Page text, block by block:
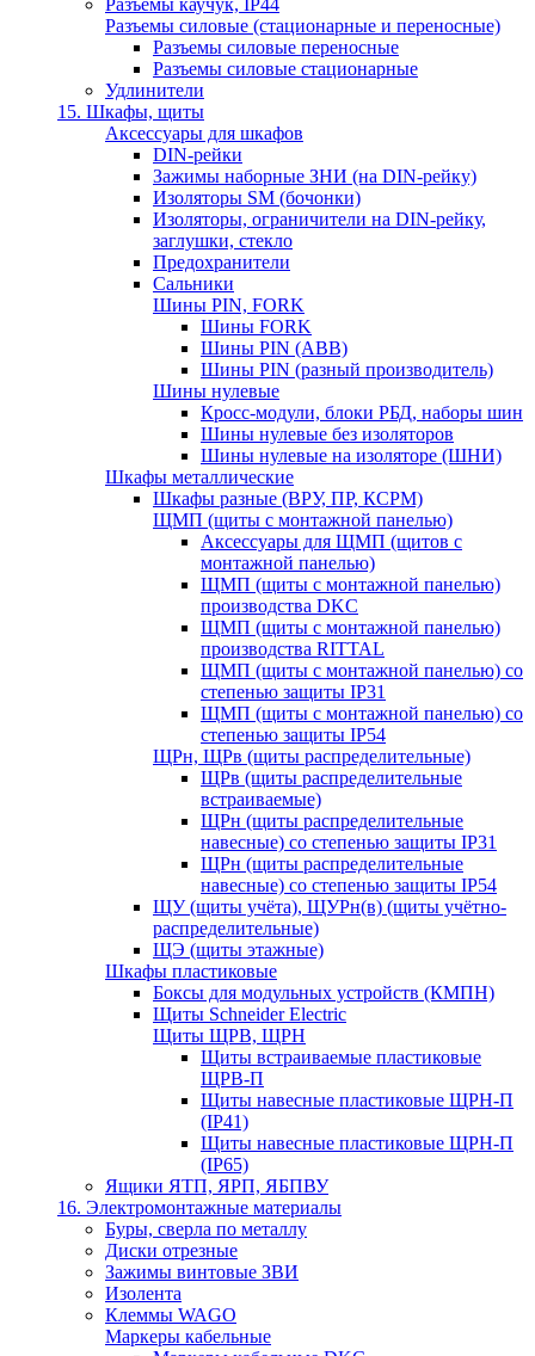
Разъемы каучук, IP44
Разъемы силовые (стационарные и переносные)
Разъемы силовые переносные
Разъемы силовые стационарные
Удлинители
15. Шкафы, щиты
Аксессуары для шкафов
DIN-рейки
Зажимы наборные ЗНИ (на DIN-рейку)
Изоляторы SM (бочонки)
Изоляторы, ограничители на DIN-рейку,
заглушки, стекло
Предохранители
Сальники
Шины PIN, FORK
Шины FORK
Шины PIN (АВВ)
Шины PIN (разный производитель)
Шины нулевые
Кросс-модули, блоки РБД, наборы шин
Шины нулевые без изоляторов
Шины нулевые на изоляторе (ШНИ)
Шкафы металлические
Шкафы разные (ВРУ, ПР, КСРМ)
ЩМП (щиты с монтажной панелью)
Аксессуары для ЩМП (щитов с
монтажной панелью)
ЩМП (щиты с монтажной панелью)
производства DKC
ЩМП (щиты с монтажной панелью)
производства RITTAL
ЩМП (щиты с монтажной панелью) со
степенью защиты IP31
ЩМП (щиты с монтажной панелью) со
степенью защиты IP54
ЩРн, ЩРв (щиты распределительные)
ЩРв (щиты распределительные
встраиваемые)
ЩРн (щиты распределительные
навесные) со степенью защиты IP31
ЩРн (щиты распределительные
навесные) со степенью защиты IP54
ЩУ (щиты учёта), ЩУРн(в) (щиты учётно-
распределительные)
ЩЭ (щиты этажные)
Шкафы пластиковые
Боксы для модульных устройств (КМПН)
Щиты Schneider Electric
Щиты ЩРВ, ЩРН
Щиты встраиваемые пластиковые
ЩРВ-П
Щиты навесные пластиковые ЩРН-П
(IP41)
Щиты навесные пластиковые ЩРН-П
(IP65)
Ящики ЯТП, ЯРП, ЯБПВУ
16. Электромонтажные материалы
Буры, сверла по металлу
Диски отрезные
Зажимы винтовые ЗВИ
Изолента
Клеммы WAGO
Маркеры кабельные